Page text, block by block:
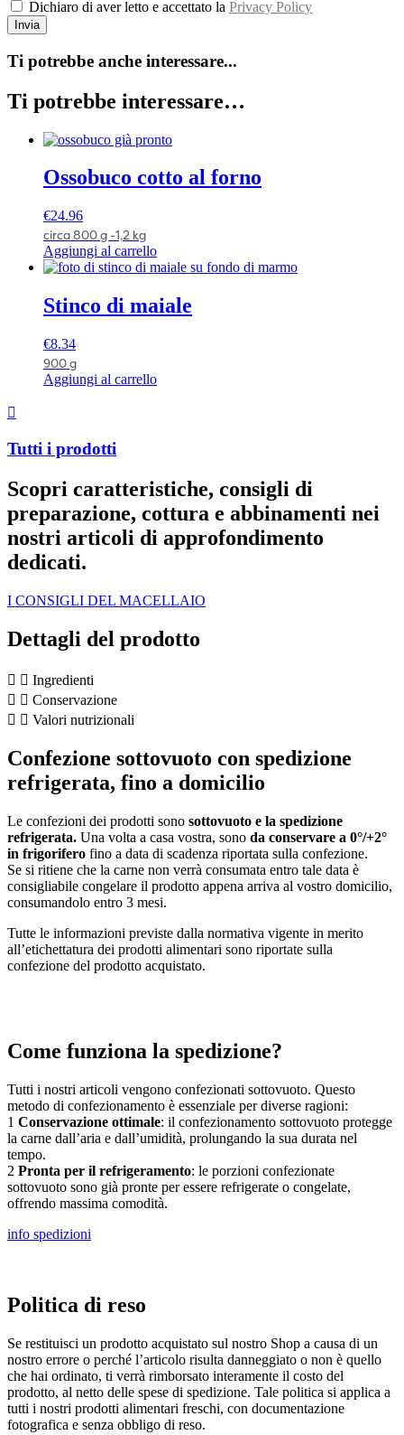
Dichiaro di aver letto e accettato la Privacy Policy
Invia
Ti potrebbe anche interessare...
Ti potrebbe interessare…
Ossobuco cotto al forno
€24.96
circa 800 g -1,2 kg
Aggiungi al carrello
Stinco di maiale
€8.34
900 g
Aggiungi al carrello
Tutti i prodotti
Scopri caratteristiche, consigli di
preparazione, cottura e abbinamenti nei
nostri articoli di approfondimento
dedicati.
I CONSIGLI DEL MACELLAIO
Dettagli del prodotto
Ingredienti
Conservazione
Valori nutrizionali
Confezione sottovuoto con spedizione
refrigerata, fino a domicilio
Le confezioni dei prodotti sono sottovuoto e la spedizione
refrigerata. Una volta a casa vostra, sono da conservare a 0°/+2°
in frigorifero fino a data di scadenza riportata sulla confezione.
Se si ritiene che la carne non verrà consumata entro tale data è
consigliabile congelare il prodotto appena arriva al vostro domicilio,
consumandolo entro 3 mesi.
Tutte le informazioni previste dalla normativa vigente in merito
all’etichettatura dei prodotti alimentari sono riportate sulla
confezione del prodotto acquistato.
Come funziona la spedizione?
Tutti i nostri articoli vengono confezionati sottovuoto. Questo
metodo di confezionamento è essenziale per diverse ragioni:
1 Conservazione ottimale: il confezionamento sottovuoto protegge
la carne dall’aria e dall’umidità, prolungando la sua durata nel
tempo.
2 Pronta per il refrigeramento: le porzioni confezionate
sottovuoto sono già pronte per essere refrigerate o congelate,
offrendo massima comodità.
info spedizioni
Politica di reso
Se restituisci un prodotto acquistato sul nostro Shop a causa di un
nostro errore o perché l’articolo risulta danneggiato o non è quello
che hai ordinato, ti verrà rimborsato interamente il costo del
prodotto, al netto delle spese di spedizione. Tale politica si applica a
tutti i nostri prodotti alimentari freschi, con documentazione
fotografica e senza obbligo di reso.